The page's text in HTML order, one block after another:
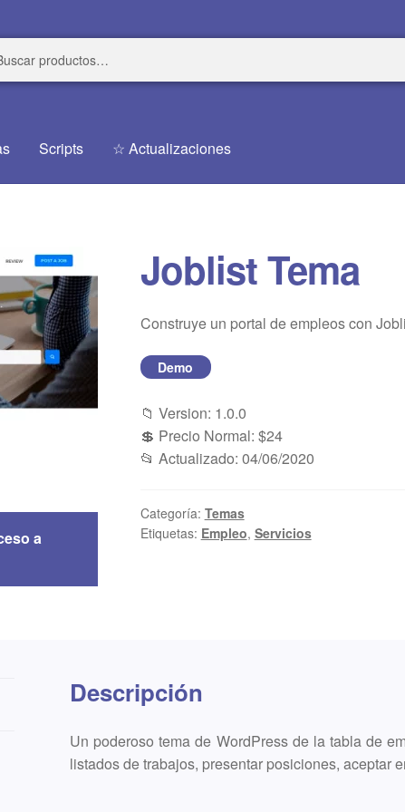
Scripts ☆ Actualizaciones
Joblist Tema
Construye un portal de empleos con
Demo
📁 Version: 1.0.0
💲 Precio Normal: $24
📂 Actualizado: 04/06/2020
Categoría: Temas
Etiquetas: Empleo, Servicios
a
Descripción
Un poderoso tema de WordPress de la tabla de
listados de trabajos, presentar posiciones, aceptar